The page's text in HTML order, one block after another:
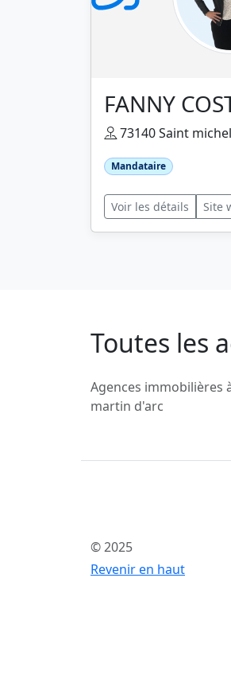
FANNY
73140 Saint
Mandataire
Voir les détails Site
Toutes les
Agences immobilières
martin d'arc
© 2025
Revenir en haut